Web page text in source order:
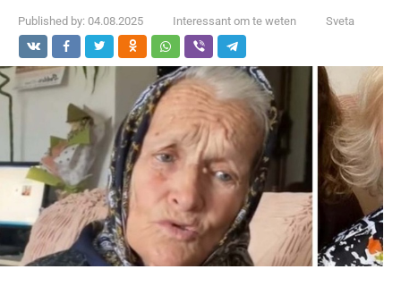
Published by: 04.08.2025 Interessant om te weten Sveta